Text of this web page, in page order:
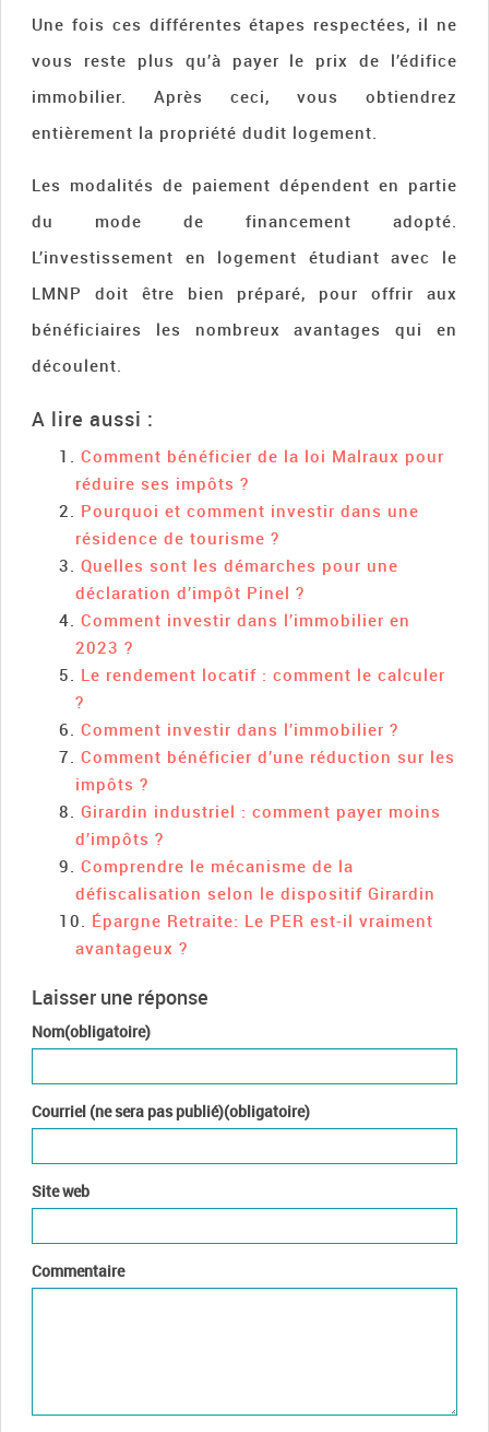
Une fois ces différentes étapes respectées, il ne
vous reste plus qu’à payer le prix de l’édifice
immobilier. Après ceci, vous obtiendrez
entièrement la propriété dudit logement.
Les modalités de paiement dépendent en partie
du mode de financement adopté.
L’investissement en logement étudiant avec le
LMNP doit être bien préparé, pour offrir aux
bénéficiaires les nombreux avantages qui en
découlent.
A lire aussi :
Comment bénéficier de la loi Malraux pour
réduire ses impôts ?
Pourquoi et comment investir dans une
résidence de tourisme ?
Quelles sont les démarches pour une
déclaration d’impôt Pinel ?
Comment investir dans l’immobilier en
2023 ?
Le rendement locatif : comment le calculer
?
Comment investir dans l’immobilier ?
Comment bénéficier d’une réduction sur les
impôts ?
Girardin industriel : comment payer moins
d’impôts ?
Comprendre le mécanisme de la
défiscalisation selon le dispositif Girardin
Épargne Retraite: Le PER est-il vraiment
avantageux ?
Laisser une réponse
Nom(obligatoire)
Courriel (ne sera pas publié)(obligatoire)
Site web
Commentaire